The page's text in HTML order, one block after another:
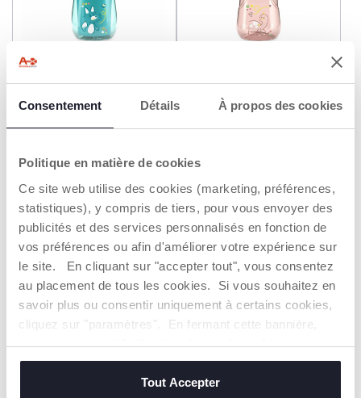
Consentement Détails À propos des cookies
Politique en matière de cookies
Ce site web utilise des cookies (marketing, préférences,
statistiques), y compris de tiers, pour vous envoyer des
publicités et des services personnalisés en fonction de
vos préférences ou afin d'améliorer votre expérience sur
le site. En cliquant sur "accepter tout", vous consentez
au placement de tous les cookies. Si vous souhaitez en
savoir plus ou consentir uniquement à certains cookies,
cliquez sur "paramètres". En fermant cette bannière,
vous consentez à l'utilisation des seuls cookies
techniques, qui sont essentiels au service demandé.
Tout Accepter
Tasse active 14M+
+ COULEURS
Tasse Avancée 12M+
2=3 2=3
Tasse active 14M+